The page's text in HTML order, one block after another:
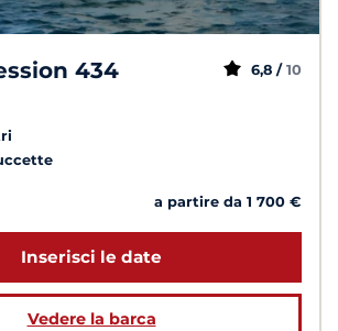
434 6,8 / 10
a partire da 1 700 €
Inserisci le date
Vedere la barca